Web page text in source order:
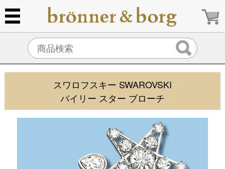
スワロフスキー SWAROVSKI
バイリー スター ブローチ